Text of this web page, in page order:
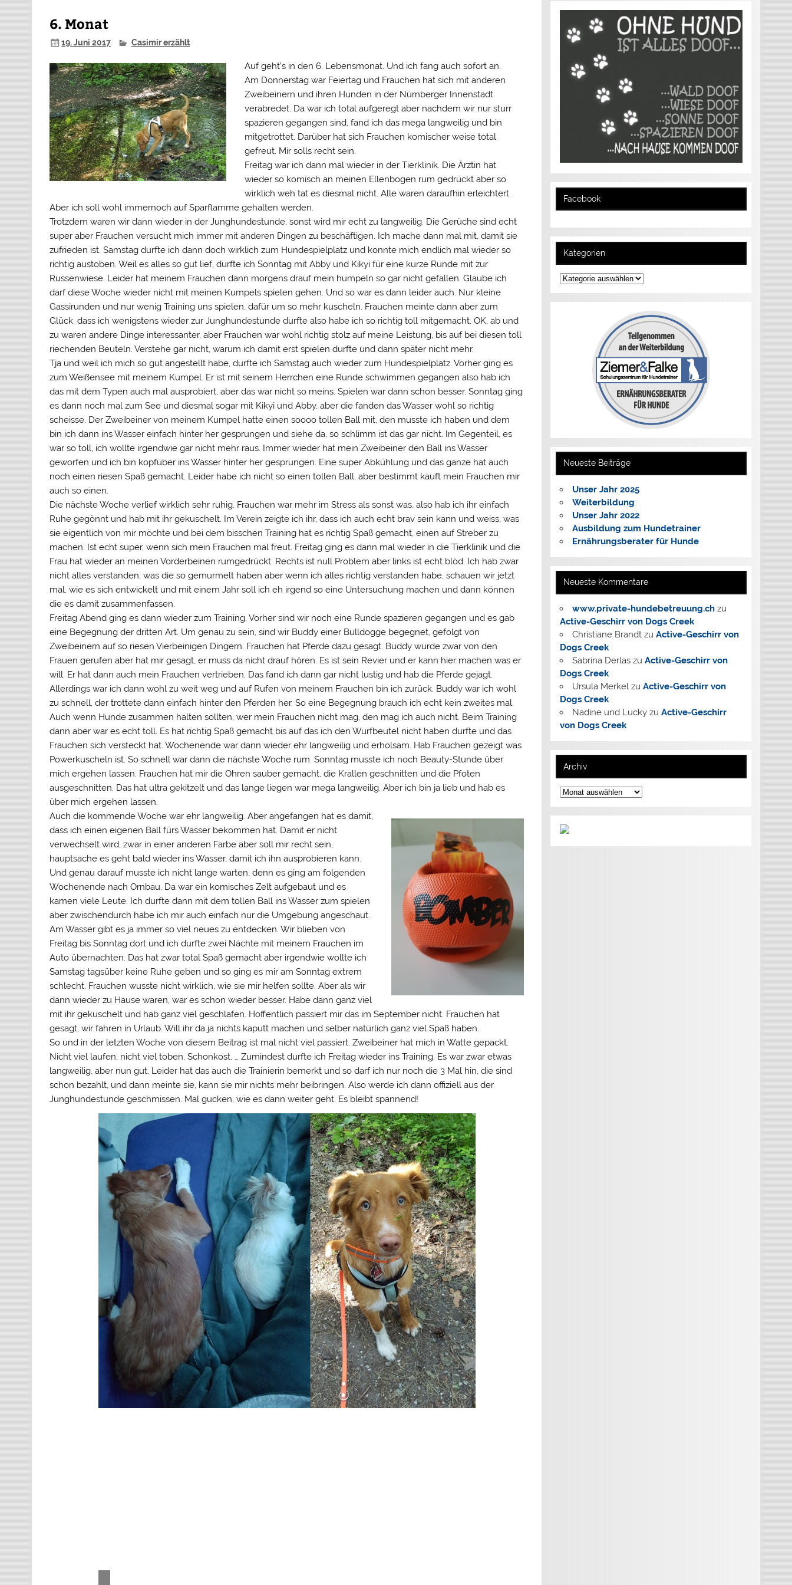
6. Monat
19. Juni 2017 Casimir erzählt
Auf geht’s in den 6. Lebensmonat. Und ich fang auch sofort an.
Am Donnerstag war Feiertag und Frauchen hat sich mit anderen
Zweibeinern und ihren Hunden in der Nürnberger Innenstadt
verabredet. Da war ich total aufgeregt aber nachdem wir nur sturr
spazieren gegangen sind, fand ich das mega langweilig und bin
mitgetrottet. Darüber hat sich Frauchen komischer weise total
gefreut. Mir solls recht sein.
Freitag war ich dann mal wieder in der Tierklinik. Die Ärztin hat
wieder so komisch an meinen Ellenbogen rum gedrückt aber so
wirklich weh tat es diesmal nicht. Alle waren daraufhin erleichtert.
Aber ich soll wohl immernoch auf Sparflamme gehalten werden.
Trotzdem waren wir dann wieder in der Junghundestunde, sonst wird mir echt zu langweilig. Die Gerüche sind echt
super aber Frauchen versucht mich immer mit anderen Dingen zu beschäftigen. Ich mache dann mal mit, damit sie
zufrieden ist. Samstag durfte ich dann doch wirklich zum Hundespielplatz und konnte mich endlich mal wieder so
richtig austoben. Weil es alles so gut lief, durfte ich Sonntag mit Abby und Kikyi für eine kurze Runde mit zur
Russenwiese. Leider hat meinem Frauchen dann morgens drauf mein humpeln so gar nicht gefallen. Glaube ich
darf diese Woche wieder nicht mit meinen Kumpels spielen gehen. Und so war es dann leider auch. Nur kleine
Gassirunden und nur wenig Training uns spielen, dafür um so mehr kuscheln. Frauchen meinte dann aber zum
Glück, dass ich wenigstens wieder zur Junghundestunde durfte also habe ich so richtig toll mitgemacht. OK, ab und
zu waren andere Dinge interessanter, aber Frauchen war wohl richtig stolz auf meine Leistung, bis auf bei diesen toll
riechenden Beuteln. Verstehe gar nicht, warum ich damit erst spielen durfte und dann später nicht mehr.
Tja und weil ich mich so gut angestellt habe, durfte ich Samstag auch wieder zum Hundespielplatz. Vorher ging es
zum Weißensee mit meinem Kumpel. Er ist mit seinem Herrchen eine Runde schwimmen gegangen also hab ich
das mit dem Typen auch mal ausprobiert, aber das war nicht so meins. Spielen war dann schon besser. Sonntag ging
es dann noch mal zum See und diesmal sogar mit Kikyi und Abby, aber die fanden das Wasser wohl so richtig
scheisse. Der Zweibeiner von meinem Kumpel hatte einen soooo tollen Ball mit, den musste ich haben und dem
bin ich dann ins Wasser einfach hinter her gesprungen und siehe da, so schlimm ist das gar nicht. Im Gegenteil, es
war so toll, ich wollte irgendwie gar nicht mehr raus. Immer wieder hat mein Zweibeiner den Ball ins Wasser
geworfen und ich bin kopfüber ins Wasser hinter her gesprungen. Eine super Abkühlung und das ganze hat auch
noch einen riesen Spaß gemacht. Leider habe ich nicht so einen tollen Ball, aber bestimmt kauft mein Frauchen mir
auch so einen.
Die nächste Woche verlief wirklich sehr ruhig. Frauchen war mehr im Stress als sonst was, also hab ich ihr einfach
Ruhe gegönnt und hab mit ihr gekuschelt. Im Verein zeigte ich ihr, dass ich auch echt brav sein kann und weiss, was
sie eigentlich von mir möchte und bei dem bisschen Training hat es richtig Spaß gemacht, einen auf Streber zu
machen. Ist echt super, wenn sich mein Frauchen mal freut. Freitag ging es dann mal wieder in die Tierklinik und die
Frau hat wieder an meinen Vorderbeinen rumgedrückt. Rechts ist null Problem aber links ist echt blöd. Ich hab zwar
nicht alles verstanden, was die so gemurmelt haben aber wenn ich alles richtig verstanden habe, schauen wir jetzt
mal, wie es sich entwickelt und mit einem Jahr soll ich eh irgend so eine Untersuchung machen und dann können
die es damit zusammenfassen.
Freitag Abend ging es dann wieder zum Training. Vorher sind wir noch eine Runde spazieren gegangen und es gab
eine Begegnung der dritten Art. Um genau zu sein, sind wir Buddy einer Bulldogge begegnet, gefolgt von
Zweibeinern auf so riesen Vierbeinigen Dingern. Frauchen hat Pferde dazu gesagt. Buddy wurde zwar von den
Frauen gerufen aber hat mir gesagt, er muss da nicht drauf hören. Es ist sein Revier und er kann hier machen was er
will. Er hat dann auch mein Frauchen vertrieben. Das fand ich dann gar nicht lustig und hab die Pferde gejagt.
Allerdings war ich dann wohl zu weit weg und auf Rufen von meinem Frauchen bin ich zurück. Buddy war ich wohl
zu schnell, der trottete dann einfach hinter den Pferden her. So eine Begegnung brauch ich echt kein zweites mal.
Auch wenn Hunde zusammen halten sollten, wer mein Frauchen nicht mag, den mag ich auch nicht. Beim Training
dann aber war es echt toll. Es hat richtig Spaß gemacht bis auf das ich den Wurfbeutel nicht haben durfte und das
Frauchen sich versteckt hat. Wochenende war dann wieder ehr langweilig und erholsam. Hab Frauchen gezeigt was
Powerkuscheln ist. So schnell war dann die nächste Woche rum. Sonntag musste ich noch Beauty-Stunde über
mich ergehen lassen. Frauchen hat mir die Ohren sauber gemacht, die Krallen geschnitten und die Pfoten
ausgeschnitten. Das hat ultra gekitzelt und das lange liegen war mega langweilig. Aber ich bin ja lieb und hab es
über mich ergehen lassen.
Auch die kommende Woche war ehr langweilig. Aber angefangen hat es damit,
dass ich einen eigenen Ball fürs Wasser bekommen hat. Damit er nicht
verwechselt wird, zwar in einer anderen Farbe aber soll mir recht sein,
hauptsache es geht bald wieder ins Wasser, damit ich ihn ausprobieren kann.
Und genau darauf musste ich nicht lange warten, denn es ging am folgenden
Wochenende nach Ornbau. Da war ein komisches Zelt aufgebaut und es
kamen viele Leute. Ich durfte dann mit dem tollen Ball ins Wasser zum spielen
aber zwischendurch habe ich mir auch einfach nur die Umgebung angeschaut.
Am Wasser gibt es ja immer so viel neues zu entdecken. Wir blieben von
Freitag bis Sonntag dort und ich durfte zwei Nächte mit meinem Frauchen im
Auto übernachten. Das hat zwar total Spaß gemacht aber irgendwie wollte ich
Samstag tagsüber keine Ruhe geben und so ging es mir am Sonntag extrem
schlecht. Frauchen wusste nicht wirklich, wie sie mir helfen sollte. Aber als wir
dann wieder zu Hause waren, war es schon wieder besser. Habe dann ganz viel
mit ihr gekuschelt und hab ganz viel geschlafen. Hoffentlich passiert mir das im September nicht. Frauchen hat
gesagt, wir fahren in Urlaub. Will ihr da ja nichts kaputt machen und selber natürlich ganz viel Spaß haben.
So und in der letzten Woche von diesem Beitrag ist mal nicht viel passiert. Zweibeiner hat mich in Watte gepackt.
Nicht viel laufen, nicht viel toben, Schonkost, … Zumindest durfte ich Freitag wieder ins Training. Es war zwar etwas
langweilig, aber nun gut. Leider hat das auch die Trainierin bemerkt und so darf ich nur noch die 3 Mal hin, die sind
schon bezahlt, und dann meinte sie, kann sie mir nichts mehr beibringen. Also werde ich dann offiziell aus der
Junghundestunde geschmissen. Mal gucken, wie es dann weiter geht. Es bleibt spannend!
Facebook
Kategorien
Kategorien
Neueste Beiträge
Unser Jahr 2025
Weiterbildung
Unser Jahr 2022
Ausbildung zum Hundetrainer
Ernährungsberater für Hunde
Neueste Kommentare
www.private-hundebetreuung.chzu
Active-Geschirr von Dogs Creek
Christiane Brandtzu Active-Geschirr von
Dogs Creek
Sabrina Derlaszu Active-Geschirr von
Dogs Creek
Ursula Merkelzu Active-Geschirr von
Dogs Creek
Nadine und Luckyzu Active-Geschirr
von Dogs Creek
Archiv
Archiv